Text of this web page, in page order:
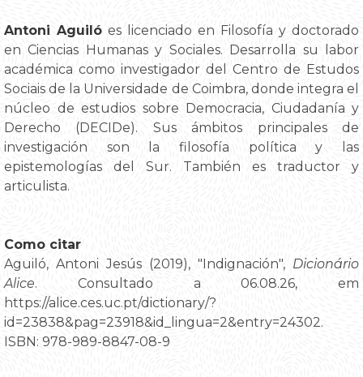
Antoni Aguiló es licenciado en Filosofía y doctorado
en Ciencias Humanas y Sociales. Desarrolla su labor
académica como investigador del Centro de Estudos
Sociais de la Universidade de Coimbra, donde integra el
núcleo de estudios sobre Democracia, Ciudadanía y
Derecho (DECIDe). Sus ámbitos principales de
investigación son la filosofía política y las
epistemologías del Sur. También es traductor y
articulista.
Como citar
Aguiló, Antoni Jesús (2019), "Indignación", Dicionário
Alice. Consultado a 06.08.26, em
https://alice.ces.uc.pt/dictionary/?
id=23838&pag=23918&id_lingua=2&entry=24302.
ISBN: 978-989-8847-08-9